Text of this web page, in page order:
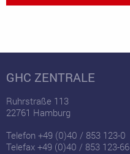
GHC ZENTRALE
Ruhrstraße 113
22761 Hamburg
Telefon +49 (0)40 / 853 123-0
Telefax +49 (0)40 / 853 123-66